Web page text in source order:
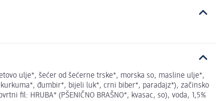
ulje*, šećer od šećerne trske*, morska so, masline ulje*,
đumbir*, bijeli luk*, crni biber*, paradajz*), začinsko
fil: HRUBA* (PŠENIČNO BRAŠNO*, kvasac, so), voda, 1,5%